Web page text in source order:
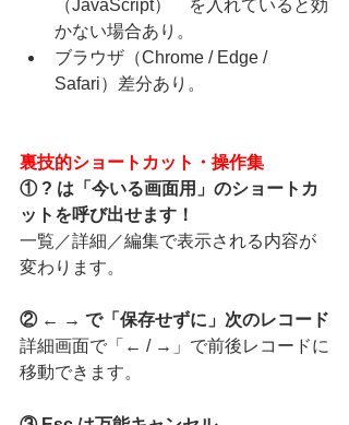
（JavaScript）　を入れていると効
かない場合あり。
ブラウザ（Chrome / Edge /
Safari）差分あり。
裏技的ショートカット・操作集
① ? は「今いる画面用」のショートカ
ットを呼び出せます！
一覧／詳細／編集で表示される内容が
変わります。
② ← → で「保存せずに」次のレコード
詳細画面で「← / →」で前後レコードに
移動できます。